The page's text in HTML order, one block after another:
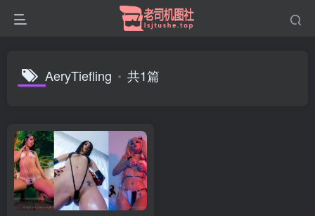
AeryTiefling 共1篇